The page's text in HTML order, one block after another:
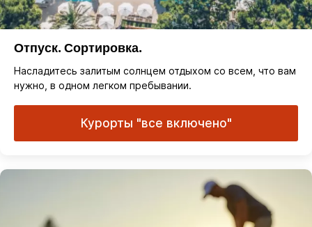
Отпуск. Сортировка.
Насладитесь залитым солнцем отдыхом со всем, что вам
нужно, в одном легком пребывании.
Курорты "все включено"